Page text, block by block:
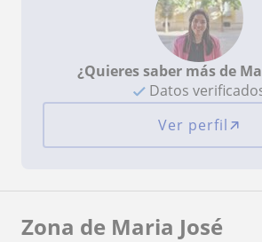
¿Quieres saber más de
Datos
Ver perfil
Zona de Maria José